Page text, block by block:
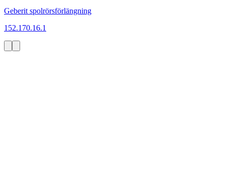
Geberit spolrörsförlängning
152.170.16.1